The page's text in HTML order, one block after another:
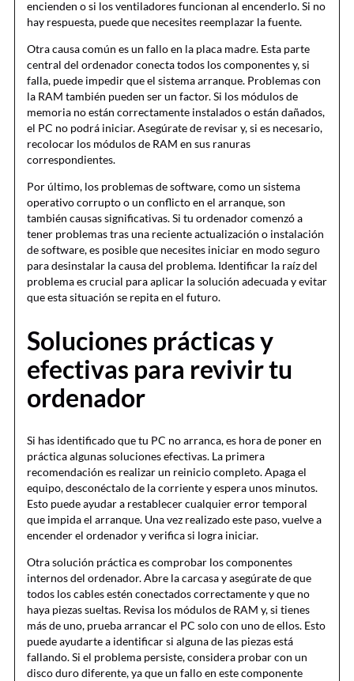
encienden o si los ventiladores funcionan al encenderlo. Si no
hay respuesta, puede que necesites reemplazar la fuente.
Otra causa común es un fallo en la placa madre. Esta parte
central del ordenador conecta todos los componentes y, si
falla, puede impedir que el sistema arranque. Problemas con
la RAM también pueden ser un factor. Si los módulos de
memoria no están correctamente instalados o están dañados,
el PC no podrá iniciar. Asegúrate de revisar y, si es necesario,
recolocar los módulos de RAM en sus ranuras
correspondientes.
Por último, los problemas de software, como un sistema
operativo corrupto o un conflicto en el arranque, son
también causas significativas. Si tu ordenador comenzó a
tener problemas tras una reciente actualización o instalación
de software, es posible que necesites iniciar en modo seguro
para desinstalar la causa del problema. Identificar la raíz del
problema es crucial para aplicar la solución adecuada y evitar
que esta situación se repita en el futuro.
Soluciones prácticas y
efectivas para revivir tu
ordenador
Si has identificado que tu PC no arranca, es hora de poner en
práctica algunas soluciones efectivas. La primera
recomendación es realizar un reinicio completo. Apaga el
equipo, desconéctalo de la corriente y espera unos minutos.
Esto puede ayudar a restablecer cualquier error temporal
que impida el arranque. Una vez realizado este paso, vuelve a
encender el ordenador y verifica si logra iniciar.
Otra solución práctica es comprobar los componentes
internos del ordenador. Abre la carcasa y asegúrate de que
todos los cables estén conectados correctamente y que no
haya piezas sueltas. Revisa los módulos de RAM y, si tienes
más de uno, prueba arrancar el PC solo con uno de ellos. Esto
puede ayudarte a identificar si alguna de las piezas está
fallando. Si el problema persiste, considera probar con un
disco duro diferente, ya que un fallo en este componente